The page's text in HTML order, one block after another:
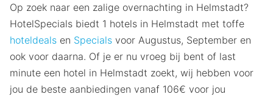
Op zoek naar een zalige overnachting in Helmstadt?
HotelSpecials biedt 1 hotels in Helmstadt met toffe
hoteldeals en Specials voor Augustus, September en
ook voor daarna. Of je er nu vroeg bij bent of last
minute een hotel in Helmstadt zoekt, wij hebben voor
jou de beste aanbiedingen vanaf 106€ voor jou